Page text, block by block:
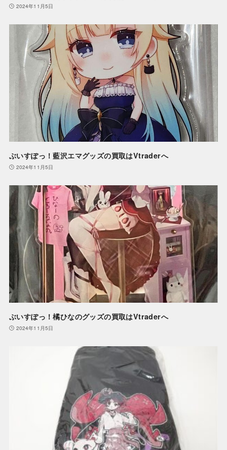
2024年11月5日
ぶいすぽっ！藍沢エマグッズの買取はVtraderへ
2024年11月5日
ぶいすぽっ！橘ひなのグッズの買取はVtraderへ
2024年11月5日